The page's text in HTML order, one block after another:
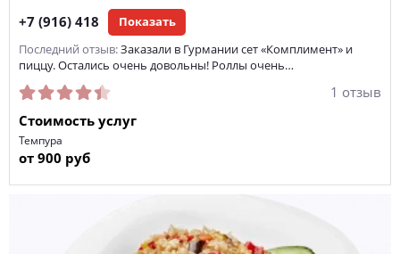
+7 (916) 418 Показать
Последний отзыв: Заказали в Гурмании сет «Комплимент» и
пиццу. Остались очень довольны! Роллы очень…
1 отзыв
Стоимость услуг
Темпура
от 900 руб